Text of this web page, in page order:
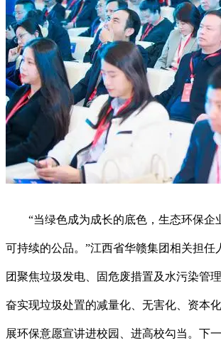
“当绿色成为成长的底色，生态环保企
可持续的公品。”江西省华赣集团相关担任
团聚焦垃圾发电、固危废措置及水污染管
奋实现垃圾处置的减量化、无害化、资本
展环保意愿宣讲进校园、进高校勾当。下